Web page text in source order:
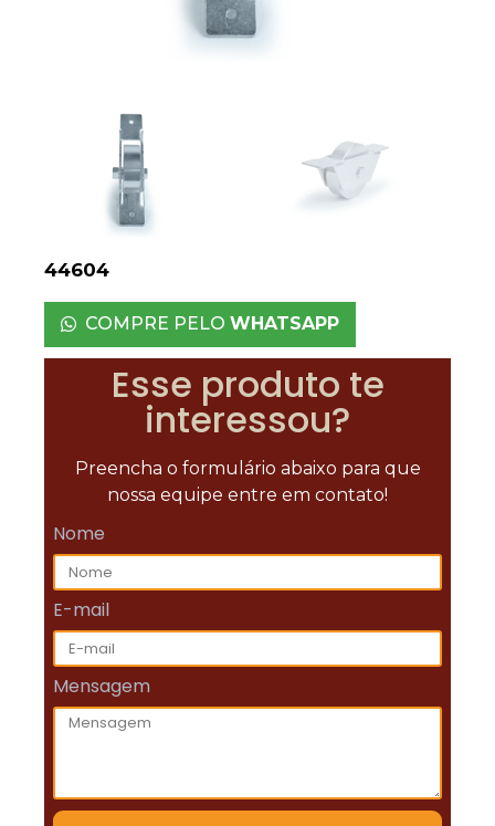
44604
COMPRE PELO WHATSAPP
Esse produto te
interessou?
Preencha o formulário abaixo para que
nossa equipe entre em contato!
Nome
E-mail
Mensagem